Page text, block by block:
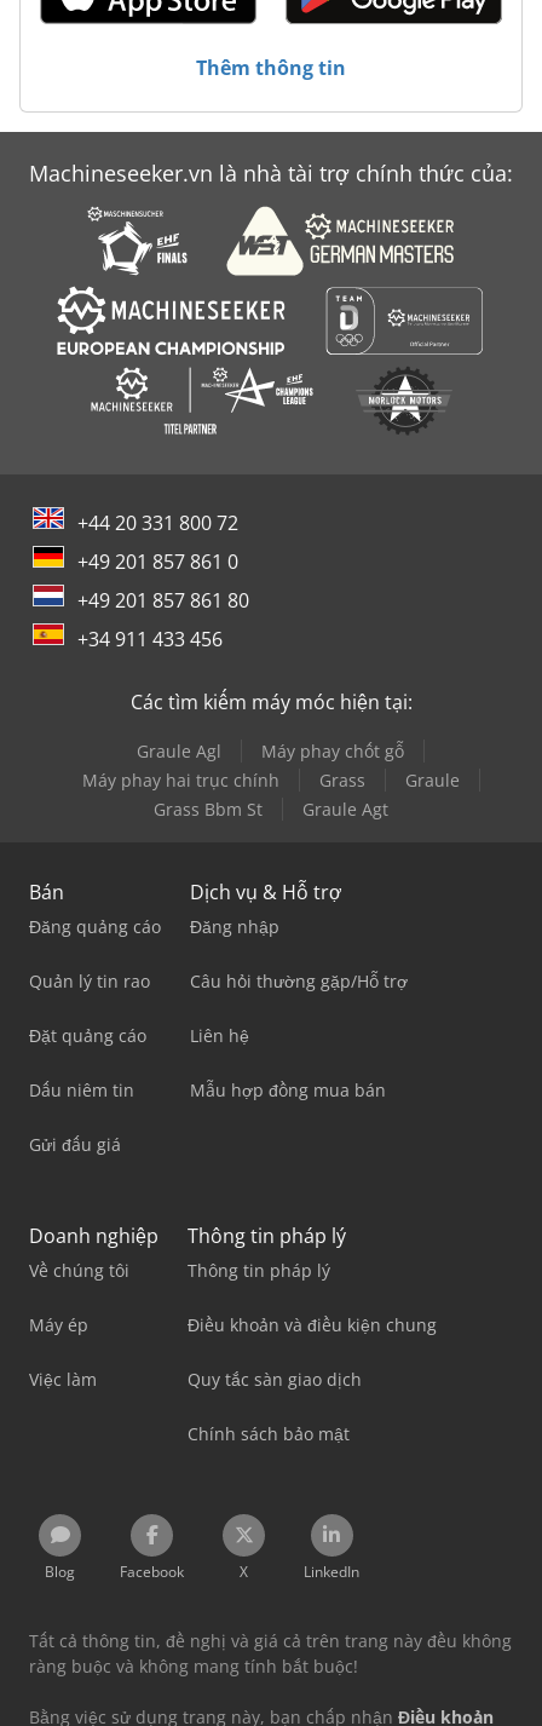
Thêm thông tin
Machineseeker.vn là nhà tài trợ chính thức của:
+44 20 331 800 72
+49 201 857 861 0
+49 201 857 861 80
+34 911 433 456
Các tìm kiếm máy móc hiện tại:
Graule Agl
Máy phay chốt gỗ
Máy phay hai trục chính
Grass
Graule
Grass Bbm St
Graule Agt
Bán
Đăng quảng cáo
Quản lý tin rao
Đặt quảng cáo
Dấu niêm tin
Gửi đấu giá
Dịch vụ & Hỗ trợ
Đăng nhập
Câu hỏi thường gặp/Hỗ trợ
Liên hệ
Mẫu hợp đồng mua bán
Doanh nghiệp
Về chúng tôi
Máy ép
Việc làm
Thông tin pháp lý
Thông tin pháp lý
Điều khoản và điều kiện chung
Quy tắc sàn giao dịch
Chính sách bảo mật
Blog Facebook X LinkedIn
Tất cả thông tin, đề nghị và giá cả trên trang này đều không
ràng buộc và không mang tính bắt buộc!
Bằng việc sử dụng trang này, bạn chấp nhận Điều khoản